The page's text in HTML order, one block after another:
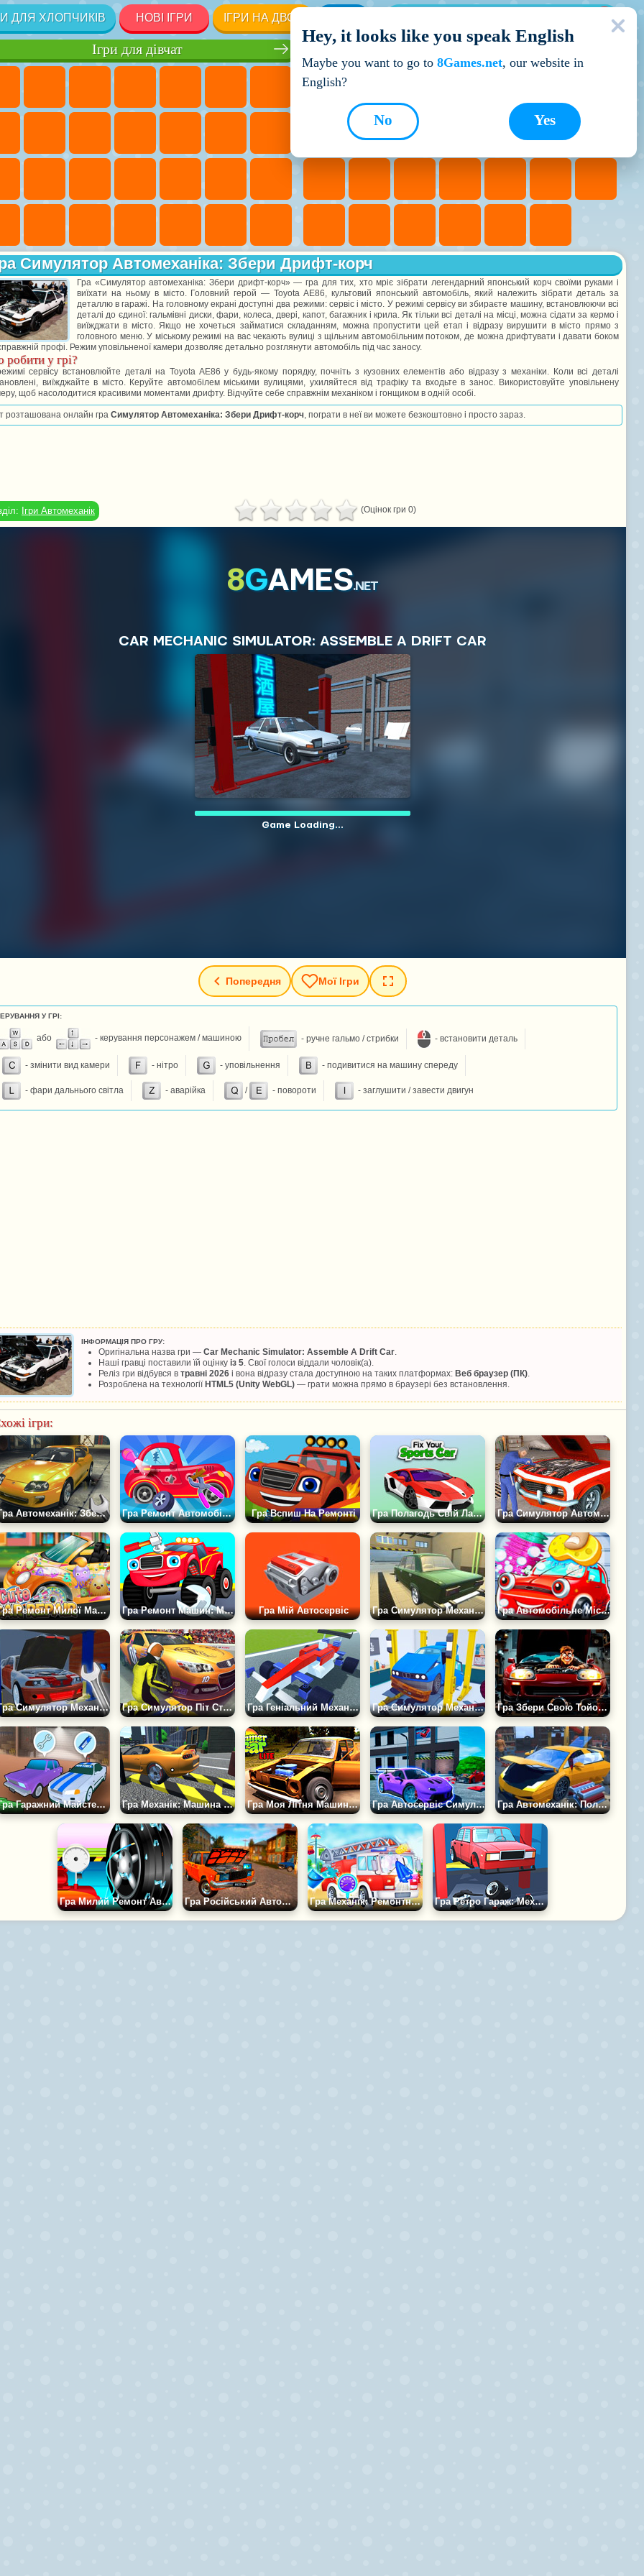
ДЛЯ ХЛОПЧИКІВ НОВІ ІГРИ ІГРИ НА ДВОХ
Кращі ігри
Ігри для дівчат
Симулятор Автомеханіка: Збери Дрифт-корч
Гра «Симулятор автомеханіка: Збери дрифт-корч» — гра для тих, хто мріє зібрати легендарний японський корч своїми руками і
виїхати на ньому в місто. Головний герой — Toyota AE86, культовий японський автомобіль, який належить зібрати деталь за
деталлю в гаражі. На головному екрані доступні два режими: сервіс і місто. У режимі сервісу ви збираєте машину, встановлюючи всі
деталі до єдиної: гальмівні диски, фари, колеса, двері, капот, багажник і крила. Як тільки всі деталі на місці, можна сідати за кермо і
виїжджати в місто. Якщо не хочеться займатися складанням, можна пропустити цей етап і відразу вирушити в місто прямо з
головного меню. У міському режимі на вас чекають вулиці з щільним автомобільним потоком, де можна дрифтувати і давати боком
профі. Режим уповільненої камери дозволяє детально розглянути автомобіль під час заносу.
у грі?
сервісу встановлюйте деталі на Toyota AE86 у будь-якому порядку, почніть з кузовних елементів або відразу з механіки. Коли всі деталі
виїжджайте в місто. Керуйте автомобілем міськими вулицями, ухиляйтеся від трафіку та входьте в занос. Використовуйте уповільнену
щоб насолодитися красивими моментами дрифту. Відчуйте себе справжнім механіком і гонщиком в одній особі.
розташована онлайн гра Симулятор Автомеханіка: Збери Дрифт-корч, пограти в неї ви можете безкоштовно і просто зараз.
Ігри Автомеханік (Оцінок гри 0)
Попередня Мої Ігри
У ГРІ:
або - керування персонажем / машиною - ручне гальмо / стрибки - встановити деталь
- змінити вид камери - нітро - уповільнення - подивитися на машину спереду
- фари дальнього світла - аварійка / - повороти - заглушити / завести двигун
ІНФОРМАЦІЯ ПРО ГРУ:
Оригінальна назва гри — Car Mechanic Simulator: Assemble A Drift Car.
Наші гравці поставили їй оцінку із 5. Свої голоси віддали чоловік(а).
Реліз гри відбувся в травні 2026 і вона відразу стала доступною на таких платформах: Веб браузер (ПК).
Розроблена на технології HTML5 (Unity WebGL) — грати можна прямо в браузері без встановлення.
ігри:
Гра Автомеханік: Збери Машину 3D Гра Ремонт Автомобіля Дуду Механік Гра Вспиш На Ремонті Гра Полагодь Свій Ламборгіні Гра Симулятор Автомеханіка 2017
Гра Ремонт Милої Машинки Гра Ремонт Машин: Монстр Траки Гра Мій Автосервіс Гра Симулятор Механіка ВАЗ Гра Автомобільне Місто Ремонт Салону
Гра Симулятор Механіка 2025: Ремонт і Фарбування Гра Симулятор Піт Стопа: Механік Автомобілів Гра Геніальний Механік 2 Гра Симулятор Механіка 2 Гра Збери Свою Тойота Супра: Симулятор Механіка
Гра Гаражний Майстер. Симулятор Автосервісу Гра Механік: Машина на Продаж 3D Гра Моя Літня Машина LITE Гра Автосервіс Симулятор: Продай Авто Гра Автомеханік: Полагодь Машини і Катайся
Гра Милий Ремонт Автомобілів Гра Російський Автомеханік 3Д! Гра Механік: Ремонтна Майстерня Гра Ретро Гараж: Механік Авто
Hey, it looks like you speak English
Maybe you want to go to 8Games.net, our website in
English?
Yes
No